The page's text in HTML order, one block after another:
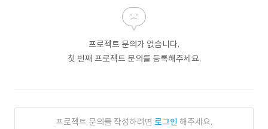
프로젝트 문의가 없습니다.
첫 번째 프로젝트 문의를 등록해주세요.
프로젝트 문의를 작성하려면 로그인 해주세요.